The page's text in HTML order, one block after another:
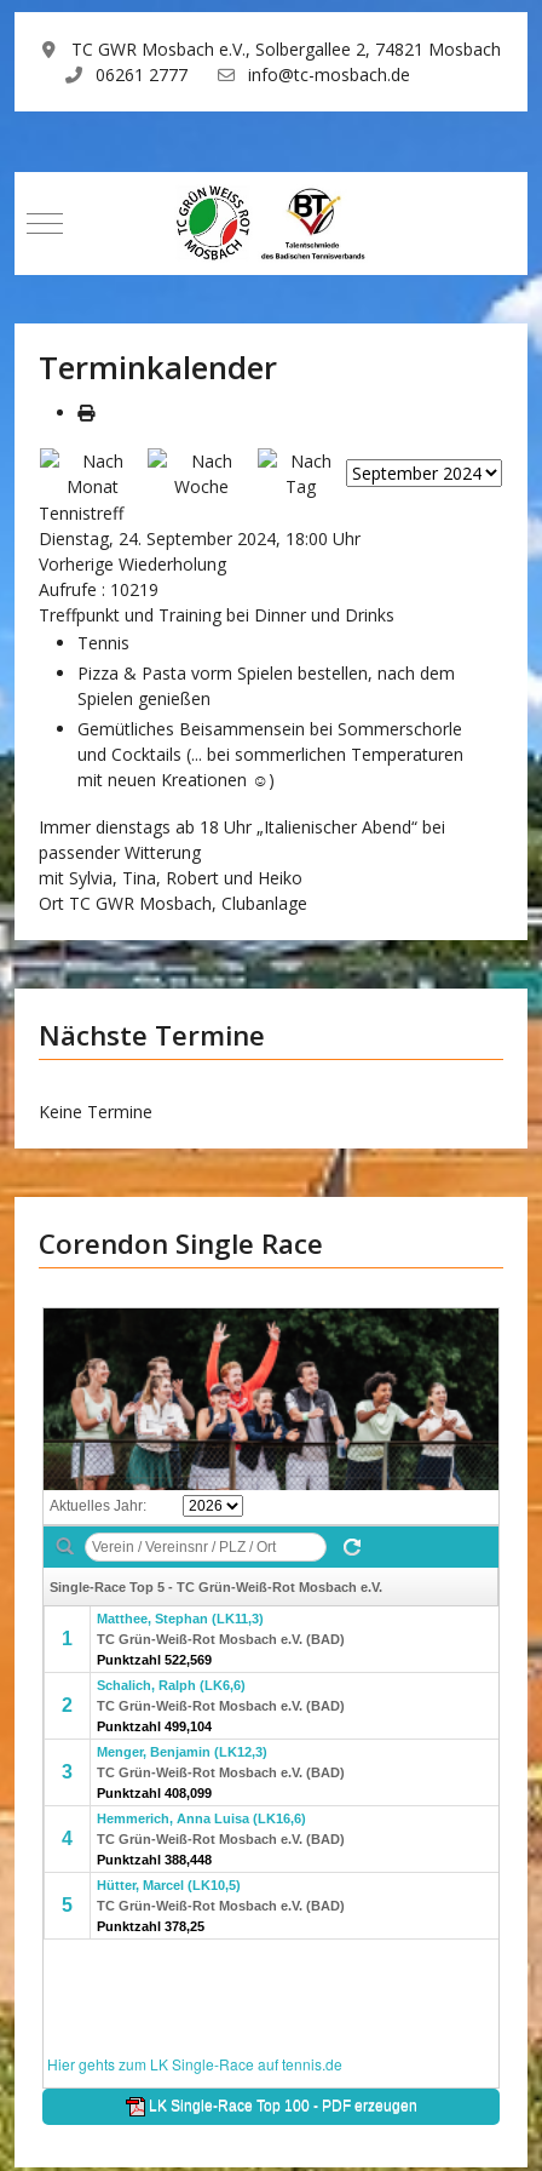
TC GWR Mosbach e.V., Solbergallee 2, 74821 Mosbach
06261 2777
info@tc-mosbach.de
Mobile Menu Toggle
Terminkalender
Tennistreff
Dienstag, 24. September 2024, 18:00 Uhr
Vorherige Wiederholung
Aufrufe : 10219
Treffpunkt und Training bei Dinner und Drinks
Tennis
Pizza & Pasta vorm Spielen bestellen, nach dem
Spielen genießen
Gemütliches Beisammensein bei Sommerschorle
und Cocktails (... bei sommerlichen Temperaturen
mit neuen Kreationen ☺)
Immer dienstags ab 18 Uhr „Italienischer Abend“ bei
passender Witterung
mit Sylvia, Tina, Robert und Heiko
Ort TC GWR Mosbach, Clubanlage
Nächste Termine
Keine Termine
Corendon Single Race